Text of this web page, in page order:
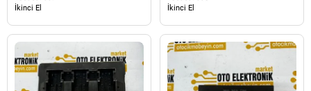
İkinci El
İkinci El